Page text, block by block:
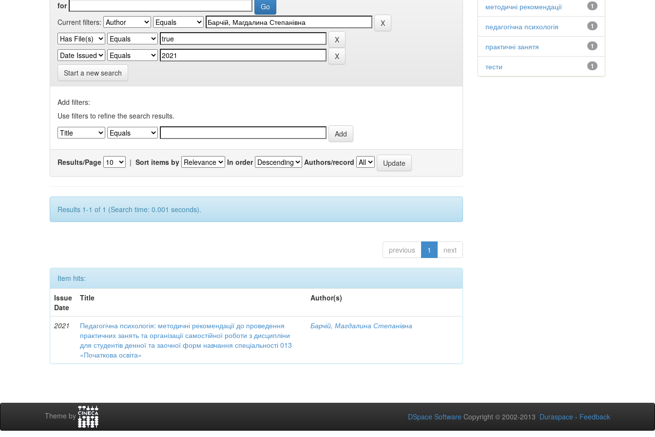
for
Current filters:
Start a new search
Add filters:
Use filters to refine the search results.
Results/Page | Sort items by In order Authors/record
Results 1-1 of 1 (Search time: 0.001 seconds).
previous 1 next
Item hits:
Issue
Date
Title Author(s)
2021
Педагогічна психологія: методичні рекомендації до проведення
практичних занять та організації самостійної роботи з дисципліни
для студентів денної та заочної форм навчання спеціальності 013
«Початкова освіта»
Барчій, Магдалина Степанівна
1
методичні рекомендації
1
педагогічна психологія
1
практичні занятя
1
тести
Theme by DSpace Software Copyright © 2002-2013 Duraspace - Feedback